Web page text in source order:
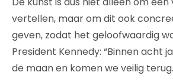
vertellen, maar om dit ook
geven, zodat het geloofwaardig
President Kennedy: “Binnen acht
de maan en komen we veilig